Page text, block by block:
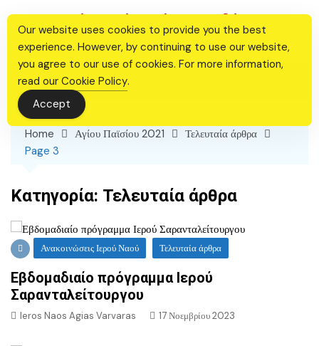
content
Ιερός Ναός Αγίας Βαρβάρας
Θεσσαλονίκης
Home Αγίου Παϊσίου 2021
Τελευταία άρθρα
Page 3
Κατηγορία: Τελευταία άρθρα
Ανακοινώσεις Ιερού Ναού Τελευταία άρθρα
Εβδομαδιαίο πρόγραμμα Ιερού
Σαρανταλείτουργου
Ieros Naos Agias Varvaras 17 Νοεμβρίου 2023
Our website uses cookies to provide you the best
experience. However, by continuing to use our website,
you agree to our use of cookies. For more information,
read our Cookie Policy.
Accept